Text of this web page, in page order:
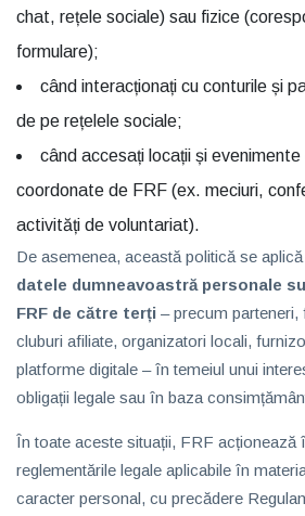
chat, rețele sociale) sau fizice
formulare);
când interacționați cu conturile și
de pe rețelele sociale;
când accesați locații și
coordonate de FRF (ex. meciuri,
activități de voluntariat).
De asemenea, această politică se
datele dumneavoastră personale
FRF de către terți – precum parteneri,
cluburi afiliate, organizatori locali,
platforme digitale – în temeiul unui
obligații legale sau în baza
În toate aceste situații, FRF acționează
reglementările legale aplicabile în
caracter personal, cu precădere